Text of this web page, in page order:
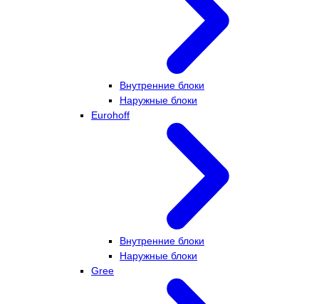
Внутренние блоки
Наружные блоки
Eurohoff
Внутренние блоки
Наружные блоки
Gree